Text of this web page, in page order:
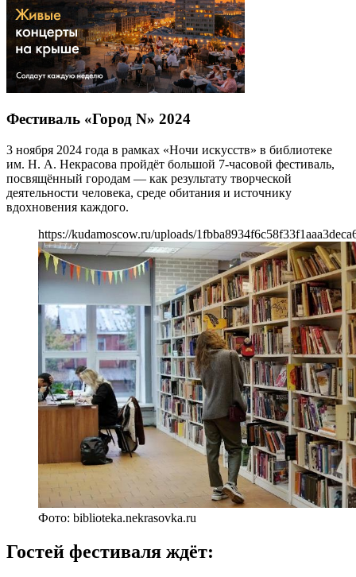
Фестиваль «Город N» 2024
3 ноября 2024 года в рамках «Ночи искусств» в библиотеке
им. Н. А. Некрасова пройдёт большой 7-часовой фестиваль,
посвящённый городам — как результату творческой
деятельности человека, среде обитания и источнику
вдохновения каждого.
https://kudamoscow.ru/uploads/
Фото: biblioteka.nekrasovka.ru
Гостей фестиваля ждёт: